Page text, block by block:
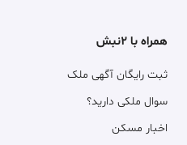
همراه با ۲نبش
ثبت رایگان آگهی ملک
سوال ملکی دارید؟
اخبار مسکن